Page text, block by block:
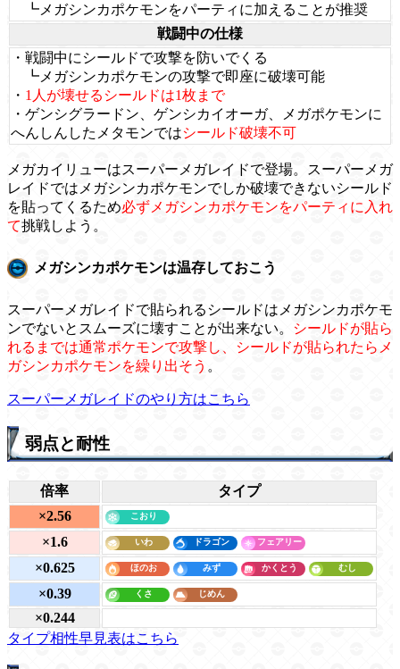
┗メガシンカポケモンをパーティに加えることが推奨
戦闘中の仕様
・戦闘中にシールドで攻撃を防いでくる
┗メガシンカポケモンの攻撃で即座に破壊可能
・ 1人が壊せるシールドは1枚まで
・ゲンシグラードン、ゲンシカイオーガ、メガポケモンに
へんしんしたメタモンではシールド破壊不可
メガカイリューはスーパーメガレイドで登場。スーパーメガ
レイドではメガシンカポケモンでしか破壊できないシールド
を貼ってくるため必ずメガシンカポケモンをパーティに入れ
て挑戦しよう。
メガシンカポケモンは温存しておこう
スーパーメガレイドで貼られるシールドはメガシンカポケモ
ンでないとスムーズに壊すことが出来ない。
シールドが貼ら
れるまでは通常ポケモンで攻撃し、シールドが貼られたらメ
ガシンカポケモンを繰り出そう 。
スーパーメガレイドのやり方はこちら
弱点と耐性
倍率
タイプ
×2.56
×1.6
×0.625
×0.39
×0.244
タイプ相性早見表はこちら